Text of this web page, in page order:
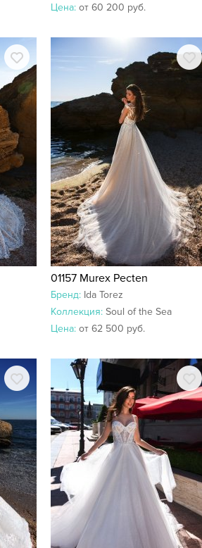
Цена: от 60 200 руб.
01157 Murex Pecten
Бренд: Ida Torez
Коллекция: Soul of the Sea
Цена: от 62 500 руб.